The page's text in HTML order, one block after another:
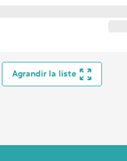
Agrandir la liste